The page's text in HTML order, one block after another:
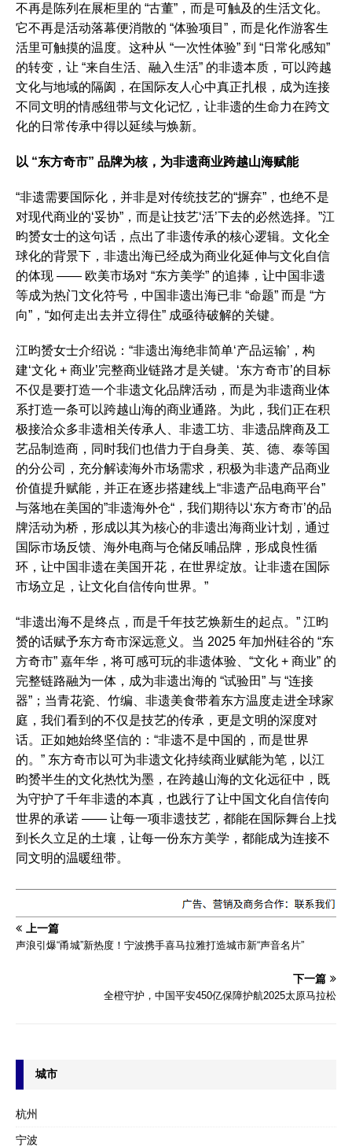
不再是陈列在展柜里的 “古董”，而是可触及的生活文化。
它不再是活动落幕便消散的 “体验项目”，而是化作游客生
活里可触摸的温度。这种从 “一次性体验” 到 “日常化感知”
的转变，让 “来自生活、融入生活” 的非遗本质，可以跨越
文化与地域的隔阂，在国际友人心中真正扎根，成为连接
不同文明的情感纽带与文化记忆，让非遗的生命力在跨文
化的日常传承中得以延续与焕新。
以 “东方奇市” 品牌为核，为非遗商业跨越山海赋能
“非遗需要国际化，并非是对传统技艺的“摒弃”，也绝不是
对现代商业的‘妥协”，而是让技艺‘活’下去的必然选择。”江
昀赟女士的这句话，点出了非遗传承的核心逻辑。文化全
球化的背景下，非遗出海已经成为商业化延伸与文化自信
的体现 —— 欧美市场对 “东方美学” 的追捧，让中国非遗
等成为热门文化符号，中国非遗出海已非 “命题” 而是 “方
向”，“如何走出去并立得住” 成亟待破解的关键。
江昀赟女士介绍说：“非遗出海绝非简单‘产品运输’，构
建‘文化 + 商业’完整商业链路才是关键。‘东方奇市’的目标
不仅是要打造一个非遗文化品牌活动，而是为非遗商业体
系打造一条可以跨越山海的商业通路。为此，我们正在积
极接洽众多非遗相关传承人、非遗工坊、非遗品牌商及工
艺品制造商，同时我们也借力于自身美、英、德、泰等国
的分公司，充分解读海外市场需求，积极为非遗产品商业
价值提升赋能，并正在逐步搭建线上“非遗产品电商平台”
与落地在美国的”非遗海外仓“，我们期待以‘东方奇市’的品
牌活动为桥，形成以其为核心的非遗出海商业计划，通过
国际市场反馈、海外电商与仓储反哺品牌，形成良性循
环，让中国非遗在美国开花，在世界绽放。让非遗在国际
市场立足，让文化自信传向世界。”
“非遗出海不是终点，而是千年技艺焕新生的起点。” 江昀
赟的话赋予东方奇市深远意义。当 2025 年加州硅谷的 “东
方奇市” 嘉年华，将可感可玩的非遗体验、“文化 + 商业” 的
完整链路融为一体，成为非遗出海的 “试验田” 与 “连接
器”；当青花瓷、竹编、非遗美食带着东方温度走进全球家
庭，我们看到的不仅是技艺的传承，更是文明的深度对
话。正如她始终坚信的：“非遗不是中国的，而是世界
的。” 东方奇市以可为非遗文化持续商业赋能为笔，以江
昀赟半生的文化热忱为墨，在跨越山海的文化远征中，既
为守护了千年非遗的本真，也践行了让中国文化自信传向
世界的承诺 —— 让每一项非遗技艺，都能在国际舞台上找
到长久立足的土壤，让每一份东方美学，都能成为连接不
同文明的温暖纽带。
上一篇
声浪引爆“甬城”新热度！宁波携手喜马拉雅打造城市新“声音名片”
下一篇
全橙守护，中国平安450亿保障护航2025太原马拉松
城市
杭州
宁波